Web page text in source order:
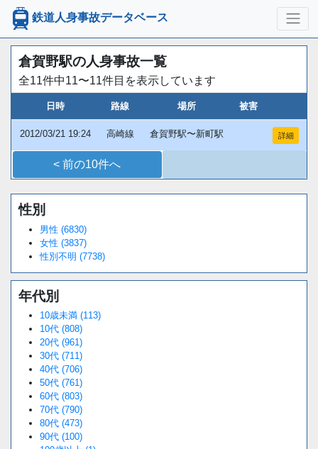
鉄道人身事故データベース
倉賀野駅の人身事故一覧
全11件中11〜11件目を表示しています
日時 路線 場所 被害
2012/03/21 19:24 高崎線 倉賀野駅〜新町駅 詳細
< 前の10件へ
Unmute
性別
男性 (6830)
女性 (3837)
性別不明 (7738)
年代別
10歳未満 (113)
10代 (808)
20代 (961)
30代 (711)
40代 (706)
50代 (761)
60代 (803)
70代 (790)
80代 (473)
90代 (100)